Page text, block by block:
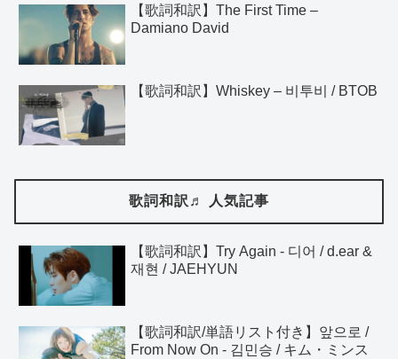
【歌詞和訳】The First Time –
Damiano David
【歌詞和訳】Whiskey – 비투비 / BTOB
歌詞和訳♬ 人気記事
【歌詞和訳】Try Again - 디어 / d.ear &
재현 / JAEHYUN
【歌詞和訳/単語リスト付き】앞으로 /
From Now On - 김민승 / キム・ミンス